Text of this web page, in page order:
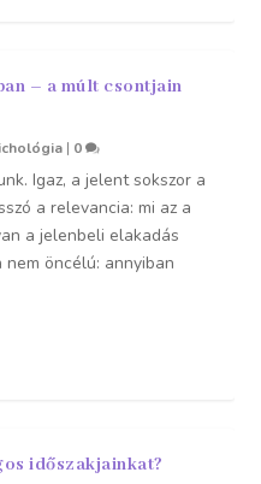
– a múlt csontjain
| 0
Igaz, a jelent sokszor a
a relevancia: mi az a
a jelenbeli elakadás
öncélú: annyiban
időszakjainkat?